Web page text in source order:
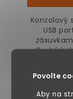
Povolte
Aby na
Konzolový
USB
dlouhý